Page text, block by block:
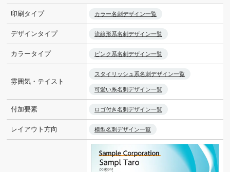
印刷タイプ カラー名刺デザイン一覧
デザインタイプ 流線形系名刺デザイン一覧
カラータイプ ピンク系名刺デザイン一覧
雰囲気・テイスト
スタイリッシュ系名刺デザイン一覧
可愛い系名刺デザイン一覧
付加要素 ロゴ付き名刺デザイン一覧
レイアウト方向 横型名刺デザイン一覧